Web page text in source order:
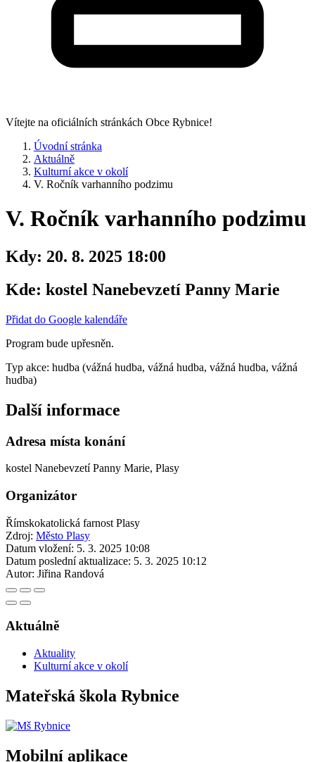
Vítejte na oficiálních stránkách Obce Rybnice!
Úvodní stránka
Aktuálně
Kulturní akce v okolí
V. Ročník varhanního podzimu
V. Ročník varhanního podzimu
Kdy: 20. 8. 2025 18:00
Kde: kostel Nanebevzetí Panny Marie
Přidat do Google kalendáře
Program bude upřesněn.
Typ akce: hudba (vážná hudba, vážná hudba, vážná hudba, vážná
hudba)
Další informace
Adresa místa konání
kostel Nanebevzetí Panny Marie, Plasy
Organizátor
Římskokatolická farnost Plasy
Zdroj: Město Plasy
Datum vložení: 5. 3. 2025 10:08
Datum poslední aktualizace: 5. 3. 2025 10:12
Autor: Jiřina Randová
Aktuálně
Aktuality
Kulturní akce v okolí
Mateřská škola Rybnice
Mobilní aplikace